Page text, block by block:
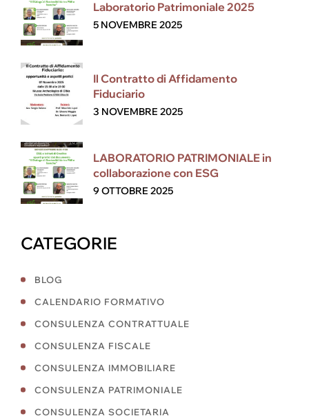
Laboratorio Patrimoniale 2025
5 NOVEMBRE 2025
Il Contratto di Affidamento
Fiduciario
3 NOVEMBRE 2025
LABORATORIO PATRIMONIALE in
collaborazione con ESG
9 OTTOBRE 2025
CATEGORIE
BLOG
CALENDARIO FORMATIVO
CONSULENZA CONTRATTUALE
CONSULENZA FISCALE
CONSULENZA IMMOBILIARE
CONSULENZA PATRIMONIALE
CONSULENZA SOCIETARIA